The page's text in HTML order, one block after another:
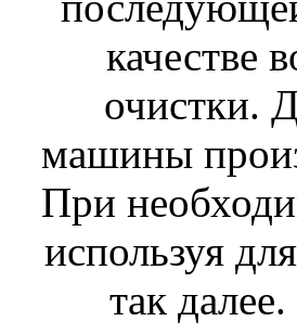
качестве
очистки.
машины
При
используя
так